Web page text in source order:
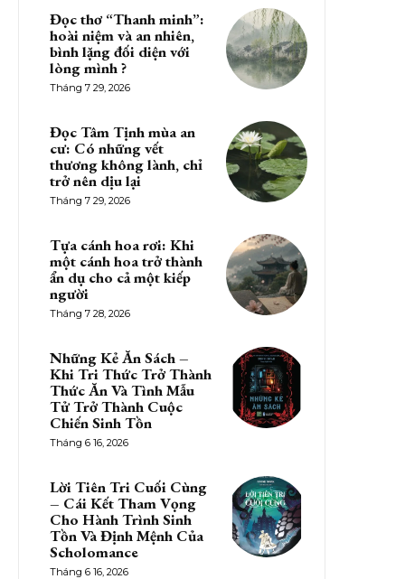
Đọc thơ “Thanh minh”:
hoài niệm và an nhiên,
bình lặng đối diện với
lòng mình ?
Tháng 7 29, 2026
Đọc Tâm Tịnh mùa an
cư: Có những vết
thương không lành, chỉ
trở nên dịu lại
Tháng 7 29, 2026
Tựa cánh hoa rơi: Khi
một cánh hoa trở thành
ẩn dụ cho cả một kiếp
người
Tháng 7 28, 2026
Những Kẻ Ăn Sách –
Khi Tri Thức Trở Thành
Thức Ăn Và Tình Mẫu
Tử Trở Thành Cuộc
Chiến Sinh Tồn
Tháng 6 16, 2026
Lời Tiên Tri Cuối Cùng
– Cái Kết Tham Vọng
Cho Hành Trình Sinh
Tồn Và Định Mệnh Của
Scholomance
Tháng 6 16, 2026